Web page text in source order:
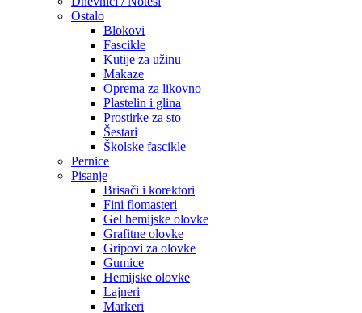
Ostalo
Blokovi
Fascikle
Kutije za užinu
Makaze
Oprema za likovno
Plastelin i glina
Prostirke za sto
Šestari
Školske fascikle
Pernice
Pisanje
Brisači i korektori
Fini flomasteri
Gel hemijske olovke
Grafitne olovke
Gripovi za olovke
Gumice
Hemijske olovke
Lajneri
Markeri